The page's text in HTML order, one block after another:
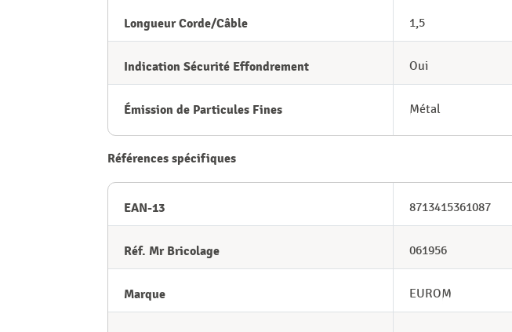
Longueur Corde/Câble 1,5
Indication Sécurité Effondrement Oui
Émission de Particules Fines Métal
Références spécifiques
EAN-13 8713415361087
Réf. Mr Bricolage 061956
Marque EUROM